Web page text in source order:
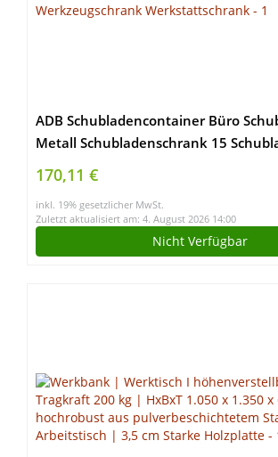
ADB Schubladencontainer Büro
Metall Schubladenschrank 15
745x280x350 mm Apothekerschrank
Werkstatt Werkzeugschrank
170,11 €
inkl. 19% gesetzlicher MwSt.
Zuletzt aktualisiert am: 4. August 2026 14:00
Nicht Verfügbar